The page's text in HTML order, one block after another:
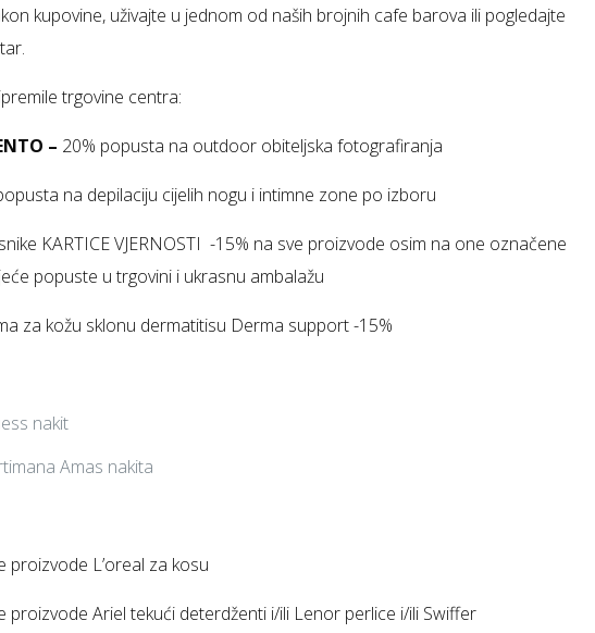
kupovine, uživajte u jednom od naših brojnih cafe barova ili pogledajte
trgovine centra:
– 20% popusta na outdoor obiteljska fotografiranja
na depilaciju cijelih nogu i intimne zone po izboru
KARTICE VJERNOSTI -15% na sve proizvode osim na one označene
popuste u trgovini i ukrasnu ambalažu
za kožu sklonu dermatitisu Derma support -15%
nakit
Amas nakita
L’oreal za kosu
Ariel tekući deterdženti i/ili Lenor perlice i/ili Swiffer